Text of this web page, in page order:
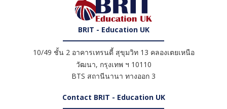
BRIT - Education UK
10/49 ชั้น 2 อาคารเทรนดี้ สุขุมวิท 13 คลองเตยเหนือ
วัฒนา, กรุงเทพ ฯ 10110
BTS สถานีนานา ทางออก 3
Contact BRIT - Education UK